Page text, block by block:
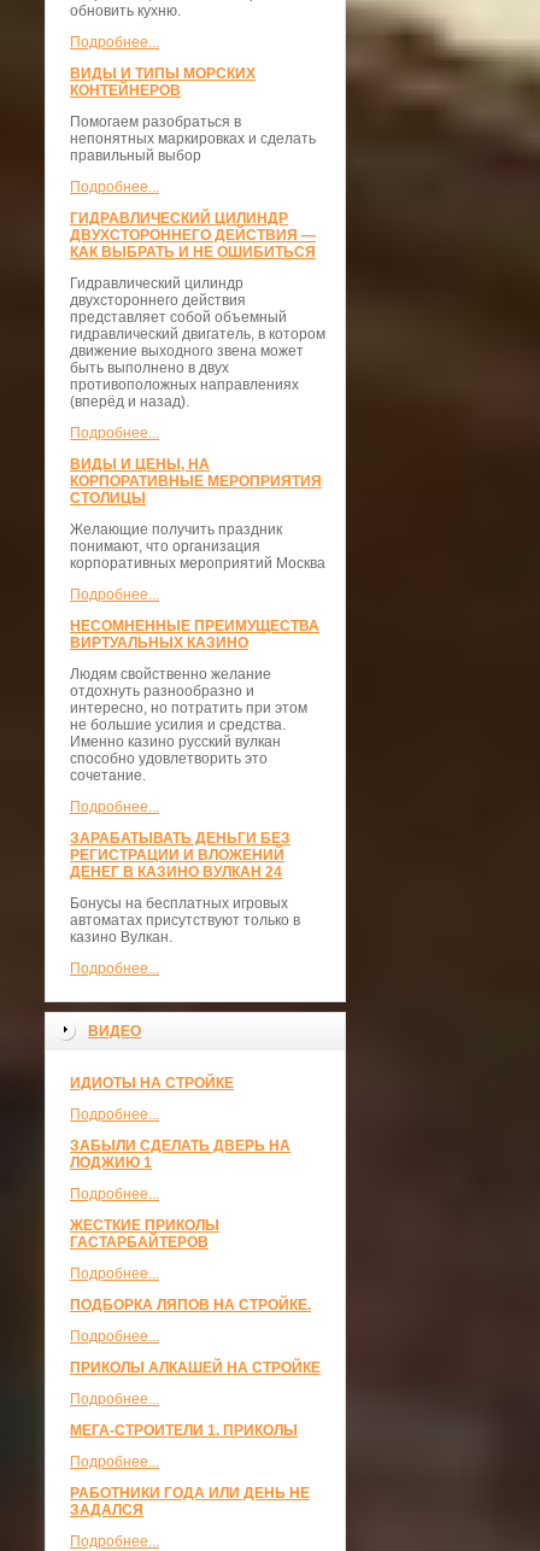
обновить кухню.
Подробнее...
ВИДЫ И ТИПЫ МОРСКИХ
КОНТЕЙНЕРОВ
Помогаем разобраться в
непонятных маркировках и сделать
правильный выбор
Подробнее...
ГИДРАВЛИЧЕСКИЙ ЦИЛИНДР
ДВУХСТОРОННЕГО ДЕЙСТВИЯ —
КАК ВЫБРАТЬ И НЕ ОШИБИТЬСЯ
Гидравлический цилиндр
двухстороннего действия
представляет собой объемный
гидравлический двигатель, в котором
движение выходного звена может
быть выполнено в двух
противоположных направлениях
(вперёд и назад).
Подробнее...
ВИДЫ И ЦЕНЫ, НА
КОРПОРАТИВНЫЕ МЕРОПРИЯТИЯ
СТОЛИЦЫ
Желающие получить праздник
понимают, что организация
корпоративных мероприятий Москва
Подробнее...
НЕСОМНЕННЫЕ ПРЕИМУЩЕСТВА
ВИРТУАЛЬНЫХ КАЗИНО
Людям свойственно желание
отдохнуть разнообразно и
интересно, но потратить при этом
не большие усилия и средства.
Именно казино русский вулкан
способно удовлетворить это
сочетание.
Подробнее...
ЗАРАБАТЫВАТЬ ДЕНЬГИ БЕЗ
РЕГИСТРАЦИИ И ВЛОЖЕНИЙ
ДЕНЕГ В КАЗИНО ВУЛКАН 24
Бонусы на бесплатных игровых
автоматах присутствуют только в
казино Вулкан.
Подробнее...
ВИДЕО
ИДИОТЫ НА СТРОЙКЕ
Подробнее...
ЗАБЫЛИ СДЕЛАТЬ ДВЕРЬ НА
ЛОДЖИЮ 1
Подробнее...
ЖЕСТКИЕ ПРИКОЛЫ
ГАСТАРБАЙТЕРОВ
Подробнее...
ПОДБОРКА ЛЯПОВ НА СТРОЙКЕ.
Подробнее...
ПРИКОЛЫ АЛКАШЕЙ НА СТРОЙКЕ
Подробнее...
МЕГА-СТРОИТЕЛИ 1. ПРИКОЛЫ
Подробнее...
РАБОТНИКИ ГОДА ИЛИ ДЕНЬ НЕ
ЗАДАЛСЯ
Подробнее...